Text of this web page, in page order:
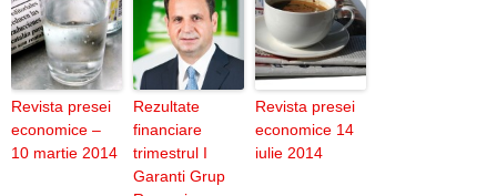
Revista presei
economice –
10 martie 2014
Rezultate
financiare
trimestrul I
Garanti Grup
Revista presei
economice 14
iulie 2014